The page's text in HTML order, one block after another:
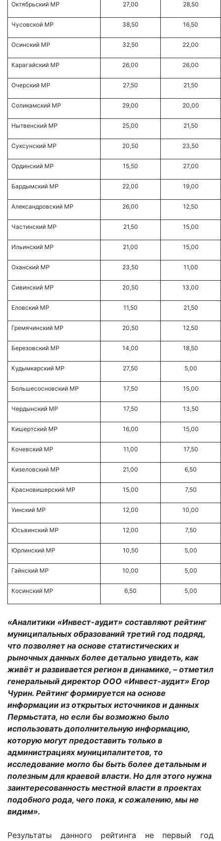
Октябрьский МР 27,00 28,50
Чусовской МР 38,50 16,50
Осинский МР 32,50 22,00
Карагайский МР 26,00 26,00
Очерский МР 27,50 21,50
Соликамский МР 29,00 20,00
Нытвенский МР 25,00 21,50
Суксунский МР 20,50 23,50
Ординский МР 15,50 27,00
Бардымский МР 22,00 19,00
Александровский МР 26,00 12,50
Частинский МР 21,50 15,00
Ильинский МР 21,00 15,00
Оханский МР 23,50 11,00
Сивинский МР 20,50 13,00
Еловский МР 11,50 21,50
Гремячинский МР 20,50 12,50
Березовский МР 14,00 18,50
Кудымкарский МР 27,50 5,00
Большесосновский МР 17,50 15,00
Чердынский МР 17,50 13,50
Кишертский МР 16,00 15,00
Кочевский МР 11,00 17,50
Кизеловский МР 21,00 6,50
Красновишерский МР 15,00 7,50
Уинский МР 12,00 10,00
Юсьвинский МР 12,00 7,50
Юрлинский МР 10,50 5,00
Гайнский МР 10,00 5,00
Косинский МР 6,50 5,00
«Аналитики «Инвест-аудит» составляют рейтинг
муниципальных образований третий год подряд,
что позволяет на основе статистических и
рыночных данных более детально увидеть, как
живёт и развивается регион в динамике, – отметил
генеральный директор ООО «Инвест-аудит» Егор
Чурин. Рейтинг формируется на основе
информации из открытых источников и данных
Пермьстата, но если бы возможно было
использовать дополнительную информацию,
которую могут предоставить только в
администрациях муниципалитетов, то
исследование могло бы быть более детальным и
полезным для краевой власти. Но для этого нужна
заинтересованность местной власти в проектах
подобного рода, чего пока, к сожалению, мы не
видим».
Результаты данного рейтинга не первый год